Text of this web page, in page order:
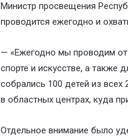
Министр просвещения
проводится ежегодно и
— «Ежегодно мы проводим от
спорте и искусстве, а также
собрались 100 детей из
в областных центрах, куда
Отдельное внимание было